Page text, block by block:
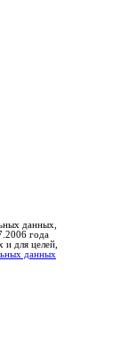
данных,
года
для целей,
данных